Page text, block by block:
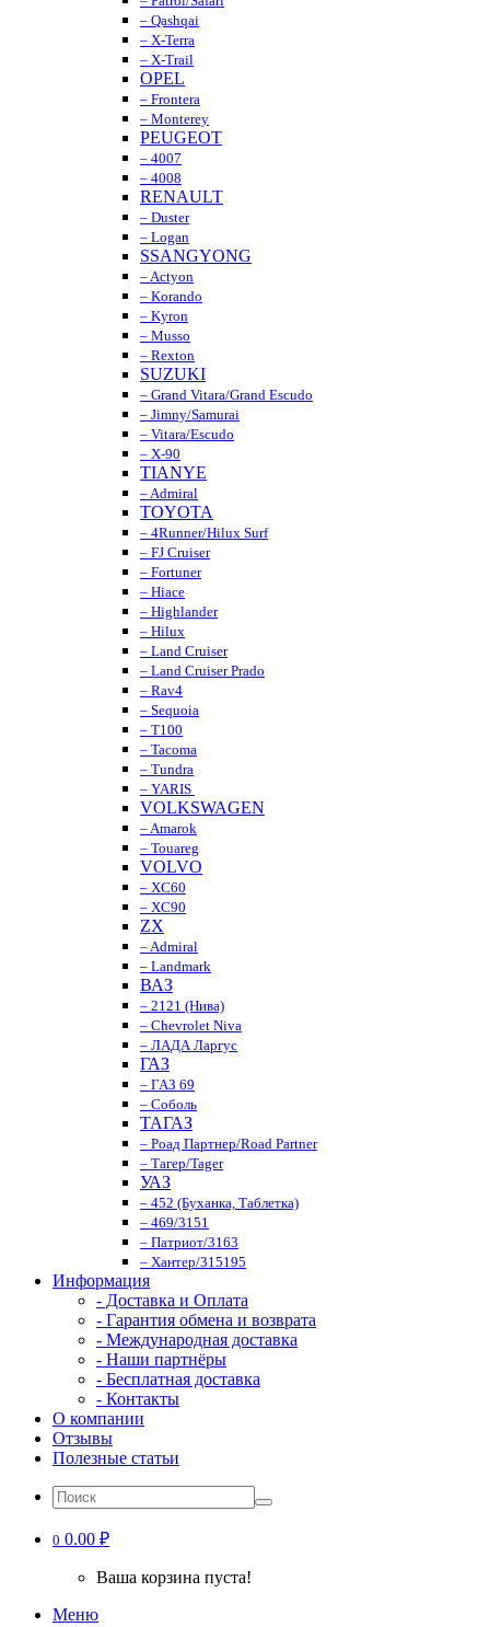
– Qashqai
– X-Terra
– X-Trail
OPEL
– Frontera
– Monterey
PEUGEOT
– 4007
– 4008
RENAULT
– Duster
– Logan
SSANGYONG
– Actyon
– Korando
– Kyron
– Musso
– Rexton
SUZUKI
– Grand Vitara/Grand Escudo
– Jimny/Samurai
– Vitara/Escudo
– X-90
TIANYE
– Admiral
TOYOTA
– 4Runner/Hilux Surf
– FJ Cruiser
– Fortuner
– Hiace
– Highlander
– Hilux
– Land Cruiser
– Land Cruiser Prado
– Rav4
– Sequoia
– T100
– Tacoma
– Tundra
– YARIS
VOLKSWAGEN
– Amarok
– Touareg
VOLVO
– XC60
– XC90
ZX
– Admiral
– Landmark
ВАЗ
– 2121 (Нива)
– Chevrolet Niva
– ЛАДА Ларгус
ГАЗ
– ГАЗ 69
– Соболь
ТАГАЗ
– Роад Партнер/Road Partner
– Тагер/Tager
УАЗ
– 452 (Буханка, Таблетка)
– 469/3151
– Патриот/3163
– Хантер/315195
Информация
- Доставка и Оплата
- Гарантия обмена и возврата
- Международная доставка
- Наши партнёры
- Бесплатная доставка
- Контакты
О компании
Отзывы
Полезные статьи
0 0.00 ₽
Ваша корзина пуста!
Меню